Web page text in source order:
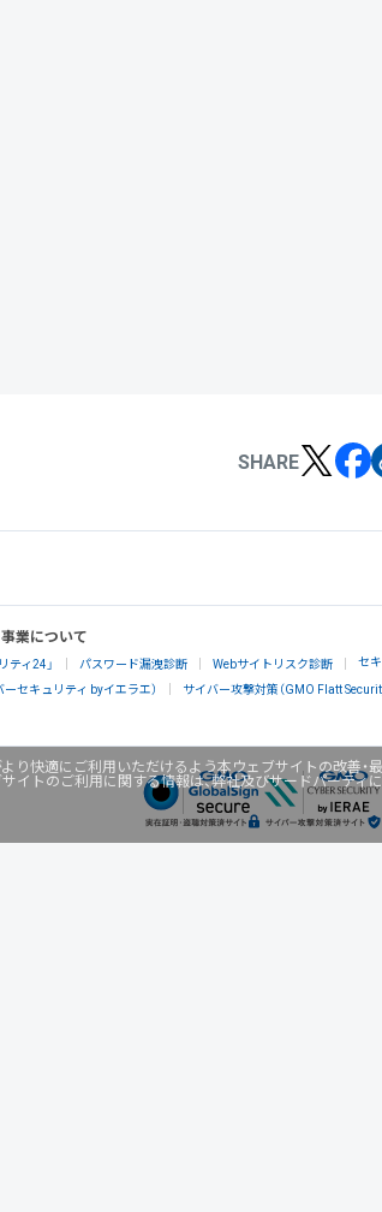
り快適にご利用いただけるよう本ウェブサイトの改善・
イトのご利用に関する情報は、弊社及びサードパーティ
SHARE
業について
ティ24」 パスワード漏洩診断 Webサイトリスク診断 セ
セキュリティ byイエラエ） サイバー攻撃対策（GMO Flatt